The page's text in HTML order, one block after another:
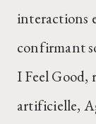
interactions
confirmant
I Feel Good,
artificielle,